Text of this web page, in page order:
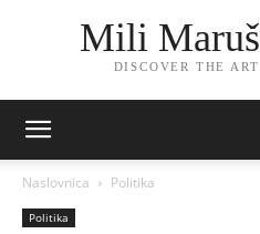
Mili
DISCOVER THE
Naslovnica Politika
Politika